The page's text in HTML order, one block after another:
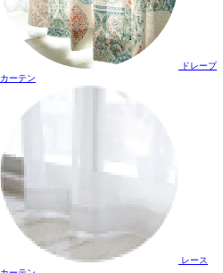
ドレープ
カーテン
レース